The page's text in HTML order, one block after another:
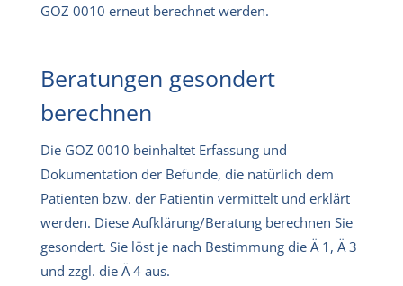
GOZ 0010 erneut berechnet werden.
Beratungen gesondert
berechnen
Die GOZ 0010 beinhaltet Erfassung und
Dokumentation der Befunde, die natürlich dem
Patienten bzw. der Patientin vermittelt und erklärt
werden. Diese Aufklärung/Beratung berechnen Sie
gesondert. Sie löst je nach Bestimmung die Ä 1, Ä 3
und zzgl. die Ä 4 aus.